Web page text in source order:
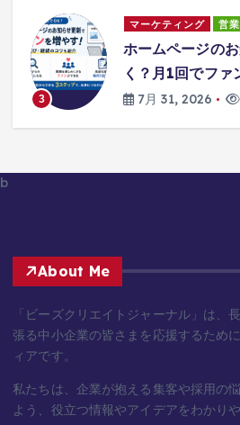
3
マーケティング 営業
ホームページの
く？月1回でファ
7月 31, 2026
b
About Me
「ビーズクリエイトジャーナル」は、
張る中小企業の皆さまを応援するため
ィアです。
私たちは、企業が抱える集客や採用の
よう、役立つ情報やアイデアをわかり